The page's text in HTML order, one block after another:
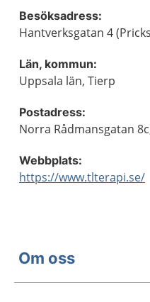
Besöksadress:
Hantverksgatan 4
Län, kommun:
Uppsala län, Tierp
Postadress:
Norra Rådmansgatan
Webbplats:
https://www.tlterapi.se/
Om oss